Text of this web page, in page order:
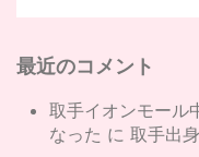
最近のコメント
取手イオンモール
なった に 取手出